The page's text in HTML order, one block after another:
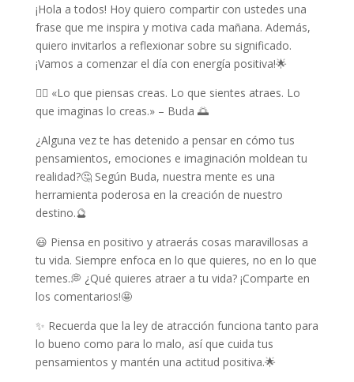
¡Hola a todos! Hoy quiero compartir con ustedes una
frase que me inspira y motiva cada mañana. Además,
quiero invitarlos a reflexionar sobre su significado.
¡Vamos a comenzar el día con energía positiva!🌟
🧘‍♂️ «Lo que piensas creas. Lo que sientes atraes. Lo
que imaginas lo creas.» – Buda 🌅
¿Alguna vez te has detenido a pensar en cómo tus
pensamientos, emociones e imaginación moldean tu
realidad?🤔 Según Buda, nuestra mente es una
herramienta poderosa en la creación de nuestro
destino.🔮
😃 Piensa en positivo y atraerás cosas maravillosas a
tu vida. Siempre enfoca en lo que quieres, no en lo que
temes.💭 ¿Qué quieres atraer a tu vida? ¡Comparte en
los comentarios!🤩
✨ Recuerda que la ley de atracción funciona tanto para
lo bueno como para lo malo, así que cuida tus
pensamientos y mantén una actitud positiva.🌟